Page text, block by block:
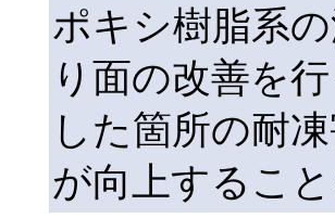
ポキシ樹脂系
り面の改善を
した箇所の耐
が向上するこ